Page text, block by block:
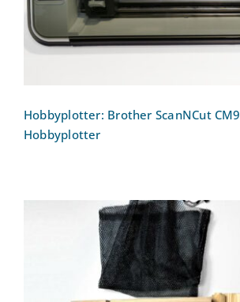
Hobbyplotter: Brother ScanNCut
Hobbyplotter